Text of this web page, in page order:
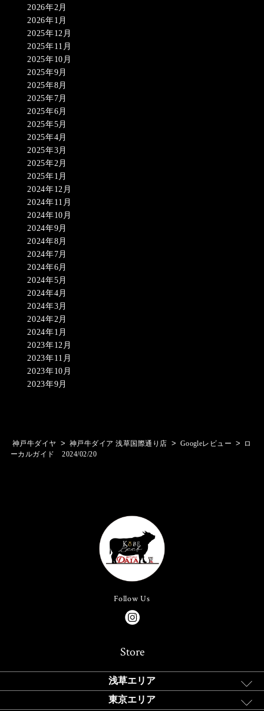
2026年2月
2026年1月
2025年12月
2025年11月
2025年10月
2025年9月
2025年8月
2025年7月
2025年6月
2025年5月
2025年4月
2025年3月
2025年2月
2025年1月
2024年12月
2024年11月
2024年10月
2024年9月
2024年8月
2024年7月
2024年6月
2024年5月
2024年4月
2024年3月
2024年2月
2024年1月
2023年12月
2023年11月
2023年10月
2023年9月
神戸牛ダイヤ > 神戸牛ダイア 浅草国際通り店 > Googleレビュー >
ロ
ーカルガイド 2024/02/20
Follow Us
Store
浅草エリア
東京エリア